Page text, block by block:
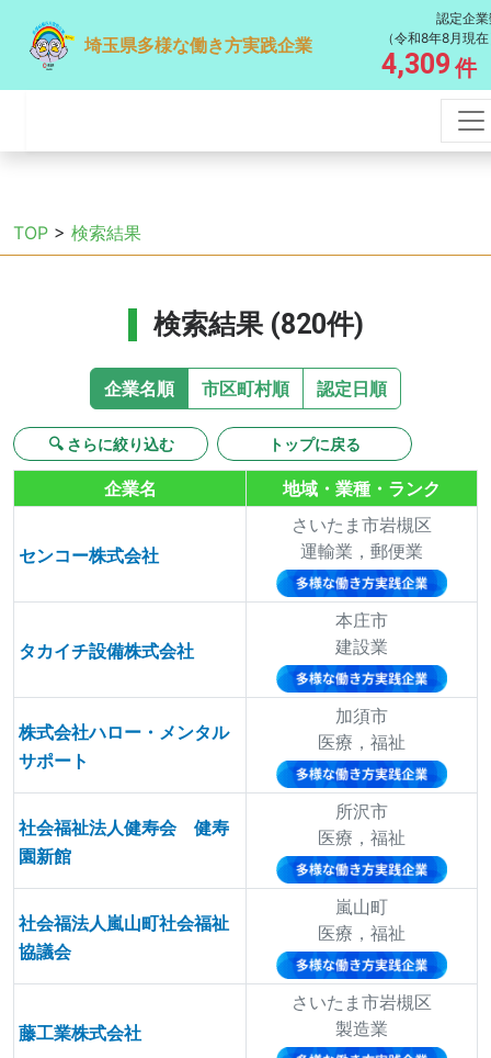
埼玉県多様な働き方実践企業
認定企
（令和8年8月現
4,309 件
TOP > 検索結果
検索結果 (820件)
企業名順 市区町村順 認定日順
🔍 さらに絞り込む トップに戻る
企業名 地域・業種・ランク
センコー株式会社
さいたま市岩槻区
運輸業，郵便業
タカイチ設備株式会社
本庄市
建設業
株式会社ハロー・メンタル
サポート
加須市
医療，福祉
社会福祉法人健寿会 健寿
園新館
所沢市
医療，福祉
社会福法人嵐山町社会福祉
協議会
嵐山町
医療，福祉
藤工業株式会社
さいたま市岩槻区
製造業